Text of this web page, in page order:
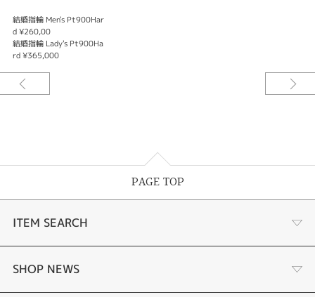
結婚指輪 Men's Pt900Har
d ¥260,00
結婚指輪 Lady's Pt900Ha
rd ¥365,000
PAGE TOP
ITEM SEARCH
商品一覧
SHOP NEWS